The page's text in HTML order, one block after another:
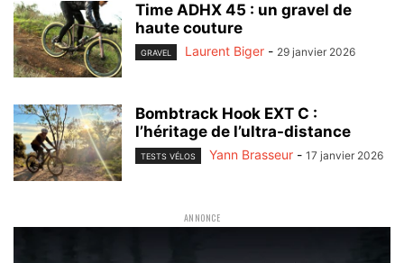
Time ADHX 45 : un gravel de
haute couture
GRAVEL Laurent Biger - 29 janvier 2026
Bombtrack Hook EXT C :
l’héritage de l’ultra-distance
TESTS VÉLOS Yann Brasseur - 17 janvier 2026
ANNONCE